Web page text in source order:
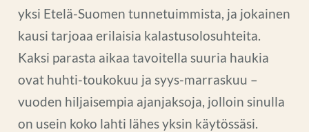
yksi Etelä-Suomen tunnetuimmista, ja jokainen
kausi tarjoaa erilaisia kalastusolosuhteita.
Kaksi parasta aikaa tavoitella suuria haukia
ovat huhti-toukokuu ja syys-marraskuu –
vuoden hiljaisempia ajanjaksoja, jolloin sinulla
on usein koko lahti lähes yksin käytössäsi.